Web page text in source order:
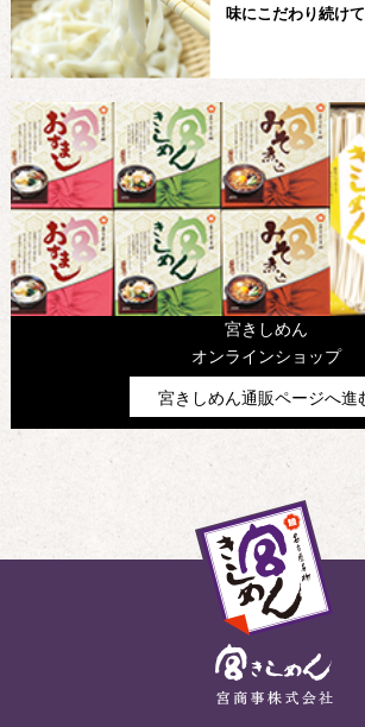
味にこだわり続けて
宮きしめん
オンラインショップ
宮きしめん通販ページへ進